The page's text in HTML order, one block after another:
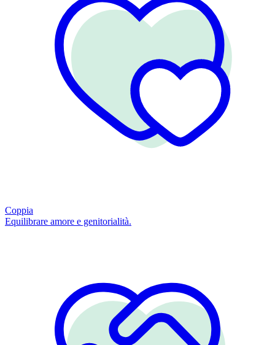
Coppia
Equilibrare amore e genitorialità.